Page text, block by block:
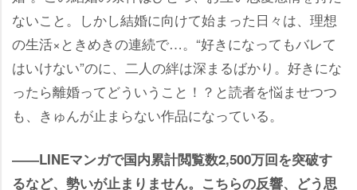
ないこと。しかし結婚に向けて始まった日々は、理想
の生活×ときめきの連続で…。“好きになってもバレて
はいけない”のに、二人の絆は深まるばかり。好きにな
ったら離婚ってどういうこと！？と読者を悩ませつつ
も、きゅんが止まらない作品になっている。
――LINEマンガで国内累計閲覧数2,500万回を突破す
るなど、勢いが止まりません。こちらの反響、どう思